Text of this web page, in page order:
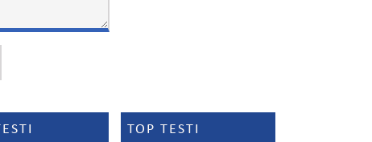
TOP TESTI